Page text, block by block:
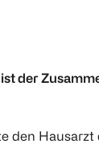
der
den